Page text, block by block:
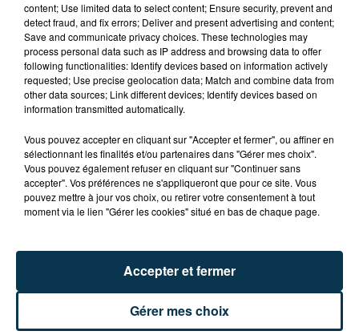
L'Union Sportive Renaisonnaise Apchonnaise organise
son loto du foot le samedi 19 novembre à partir de
20H, à la salle Culturelle Grange Vignat à Renaison.
Plus de 3 500 € de lots (aspirateur, tablettes, bons
d'achat, électroménager...)
Partie enfants gratuite (tous les enfants seront
récompensés).
4 € le carton, 10 € les 6, 16 € les 12, 20 € les 16 (+ 2
offerts par l'association).
Tirage automatique, affichage sur écran géant.
content; Use limited data to select content; Ensure security, prevent and
detect fraud, and fix errors; Deliver and present advertising and content;
Save and communicate privacy choices. These technologies may
process personal data such as IP address and browsing data to offer
following functionalities: Identify devices based on information actively
requested; Use precise geolocation data; Match and combine data from
other data sources; Link different devices; Identify devices based on
information transmitted automatically.
Vous pouvez accepter en cliquant sur "Accepter et fermer", ou affiner en
sélectionnant les finalités et/ou partenaires dans "Gérer mes choix".
Vous pouvez également refuser en cliquant sur "Continuer sans
accepter". Vos préférences ne s'appliqueront que pour ce site. Vous
pouvez mettre à jour vos choix, ou retirer votre consentement à tout
moment via le lien "Gérer les cookies" situé en bas de chaque page.
Gérer mes choix
Accepter et fermer